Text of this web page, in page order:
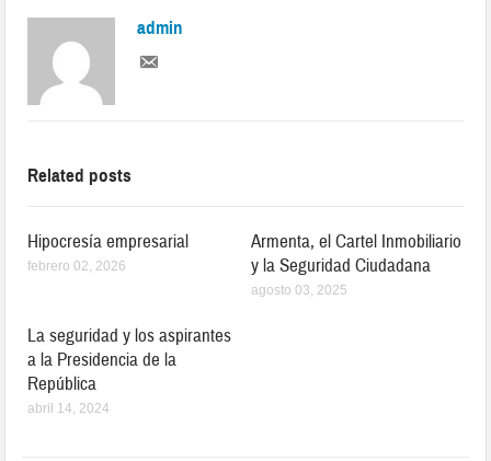
admin
Related posts
Hipocresía empresarial
febrero 02, 2026
Armenta, el Cartel Inmobiliario
y la Seguridad Ciudadana
agosto 03, 2025
La seguridad y los aspirantes
a la Presidencia de la
República
abril 14, 2024